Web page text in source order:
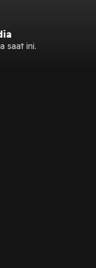
saat ini.